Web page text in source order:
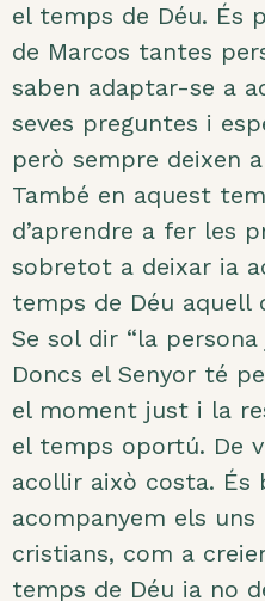
el temps de Déu. És
de Marcos tantes
saben adaptar-se a
seves preguntes i
però sempre deixen
També en aquest
d’aprendre a fer les
sobretot a deixar ia
temps de Déu aquell
Se sol dir “la
Doncs el Senyor té
el moment just i la
el temps oportú. De
acollir això costa. És
acompanyem els
cristians, com a
temps de Déu ia no